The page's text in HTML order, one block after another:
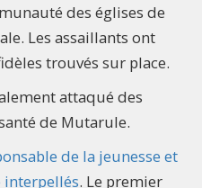
des églises de
Les assaillants ont
trouvés sur place.
attaqué des
de Mutarule.
de la jeunesse et
. Le premier